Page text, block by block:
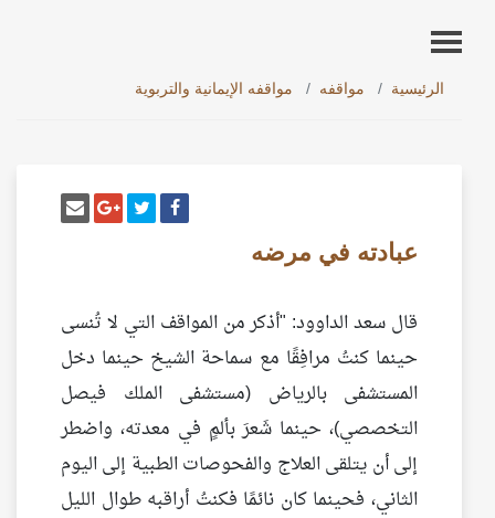
الرئيسية مواقفه مواقفه الإيمانية والتربوية
شارك على فيسبوك
أنشر تغريدةشارك على
عبادته في مرضه
قال سعد الداوود: "أذكر من المواقف التي لا تُنسى
حينما كنتُ مرافِقًا مع سماحة الشيخ حينما دخل
المستشفى بالرياض (مستشفى الملك فيصل
التخصصي)، حينما شَعرَ بألمٍ في معدته، واضطر
إلى أن يتلقى العلاج والفحوصات الطبية إلى اليوم
الثاني، فحينما كان نائمًا فكنتُ أراقبه طوال الليل